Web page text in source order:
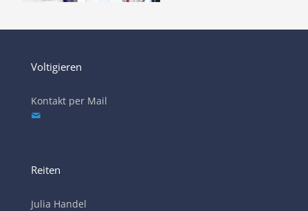
Voltigieren
Kontakt per Mail
Reiten
Julia Handel